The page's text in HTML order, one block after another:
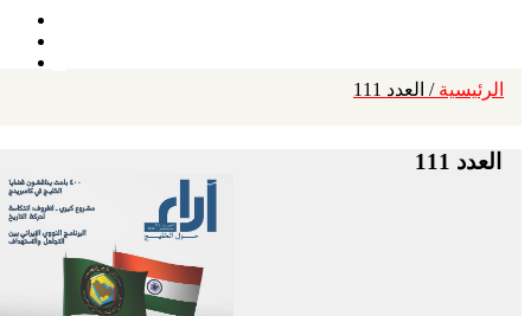
الرئيسية / العدد 111
العدد 111